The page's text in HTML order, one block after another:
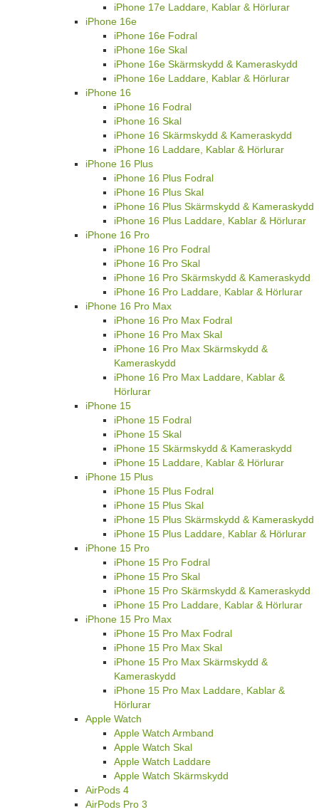
iPhone 17e Laddare, Kablar & Hörlurar
iPhone 16e
iPhone 16e Fodral
iPhone 16e Skal
iPhone 16e Skärmskydd & Kameraskydd
iPhone 16e Laddare, Kablar & Hörlurar
iPhone 16
iPhone 16 Fodral
iPhone 16 Skal
iPhone 16 Skärmskydd & Kameraskydd
iPhone 16 Laddare, Kablar & Hörlurar
iPhone 16 Plus
iPhone 16 Plus Fodral
iPhone 16 Plus Skal
iPhone 16 Plus Skärmskydd & Kameraskydd
iPhone 16 Plus Laddare, Kablar & Hörlurar
iPhone 16 Pro
iPhone 16 Pro Fodral
iPhone 16 Pro Skal
iPhone 16 Pro Skärmskydd & Kameraskydd
iPhone 16 Pro Laddare, Kablar & Hörlurar
iPhone 16 Pro Max
iPhone 16 Pro Max Fodral
iPhone 16 Pro Max Skal
iPhone 16 Pro Max Skärmskydd &
Kameraskydd
iPhone 16 Pro Max Laddare, Kablar &
Hörlurar
iPhone 15
iPhone 15 Fodral
iPhone 15 Skal
iPhone 15 Skärmskydd & Kameraskydd
iPhone 15 Laddare, Kablar & Hörlurar
iPhone 15 Plus
iPhone 15 Plus Fodral
iPhone 15 Plus Skal
iPhone 15 Plus Skärmskydd & Kameraskydd
iPhone 15 Plus Laddare, Kablar & Hörlurar
iPhone 15 Pro
iPhone 15 Pro Fodral
iPhone 15 Pro Skal
iPhone 15 Pro Skärmskydd & Kameraskydd
iPhone 15 Pro Laddare, Kablar & Hörlurar
iPhone 15 Pro Max
iPhone 15 Pro Max Fodral
iPhone 15 Pro Max Skal
iPhone 15 Pro Max Skärmskydd &
Kameraskydd
iPhone 15 Pro Max Laddare, Kablar &
Hörlurar
Apple Watch
Apple Watch Armband
Apple Watch Skal
Apple Watch Laddare
Apple Watch Skärmskydd
AirPods 4
AirPods Pro 3